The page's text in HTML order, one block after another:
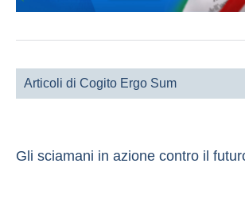
Articoli di Cogito Ergo Sum
Gli sciamani in azione contro il